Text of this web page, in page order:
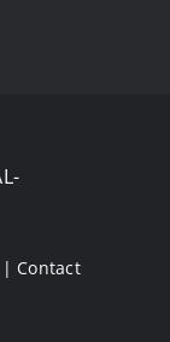
| Contact